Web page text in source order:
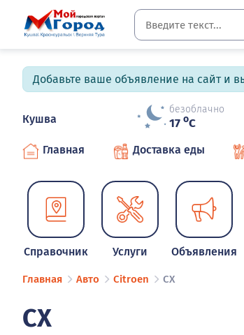
Добавьте ваше объявление на сайт и
Кушва
безоблачно
17 oC
Главная Доставка еды
Справочник Услуги Объявления
Главная Авто Citroen CX
CX